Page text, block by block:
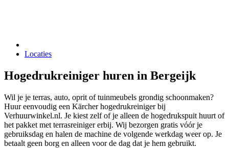
Locaties
Hogedrukreiniger huren in Bergeijk
Wil je je terras, auto, oprit of tuinmeubels grondig schoonmaken?
Huur eenvoudig een Kärcher hogedrukreiniger bij
Verhuurwinkel.nl. Je kiest zelf of je alleen de hogedrukspuit huurt of
het pakket met terrasreiniger erbij. Wij bezorgen gratis vóór je
gebruiksdag en halen de machine de volgende werkdag weer op. Je
betaalt geen borg en alleen voor de dag dat je hem gebruikt.